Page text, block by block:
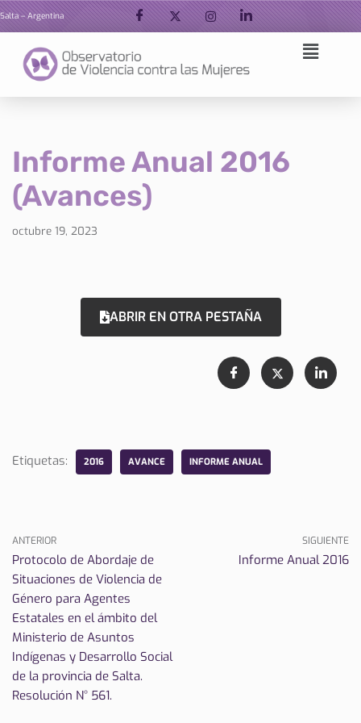
contenido
Salta – Argentina
Informe Anual 2016
(Avances)
octubre 19, 2023
ABRIR EN OTRA PESTAÑA
Etiquetas: 2016 AVANCE INFORME ANUAL
ANTERIOR
Protocolo de Abordaje de
Situaciones de Violencia de
Género para Agentes
Estatales en el ámbito del
Ministerio de Asuntos
Indígenas y Desarrollo Social
de la provincia de Salta.
Resolución N° 561.
SIGUIENTE
Informe Anual 2016